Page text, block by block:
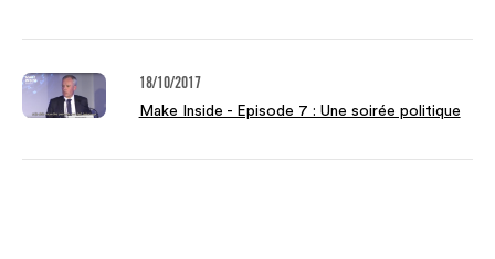
18/10/2017
Make Inside - Episode 7 : Une soirée politique